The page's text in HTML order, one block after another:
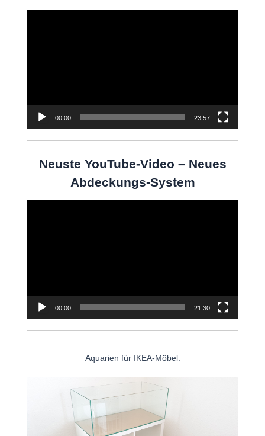
00:00 23:57
Neuste YouTube-Video – Neues
Abdeckungs-System
00:00 21:30
Aquarien für IKEA-Möbel: